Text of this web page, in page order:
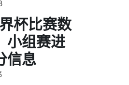
杯比赛数
小组赛进
信息